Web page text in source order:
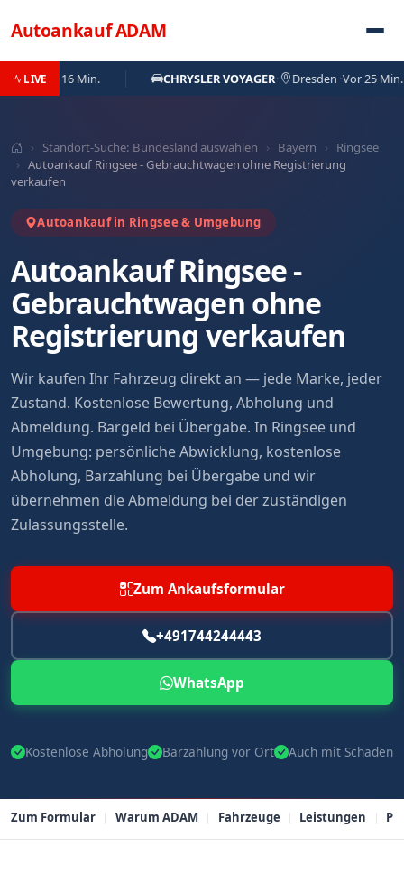
AutoankaufADAM
LIVE
Vor 16 Min. CHRYSLER VOYAGER· Dresden·Vor 25 Min.
› Standort-Suche: Bundesland auswählen › Bayern ›
Ringsee
› Autoankauf Ringsee - Gebrauchtwagen ohne Registrierung
verkaufen
Autoankauf in Ringsee & Umgebung
Autoankauf Ringsee -
Gebrauchtwagen ohne
Registrierung verkaufen
Wir kaufen Ihr Fahrzeug direkt an — jede Marke, jeder
Zustand. Kostenlose Bewertung, Abholung und
Abmeldung. Bargeld bei Übergabe. In Ringsee und
Umgebung: persönliche Abwicklung, kostenlose
Abholung, Barzahlung bei Übergabe und wir
übernehmen die Abmeldung bei der zuständigen
Zulassungsstelle.
Zum Ankaufsformular
+491744244443
WhatsApp
Kostenlose Abholung Barzahlung vor Ort Auch mit Schaden
Zum Formular Warum ADAM Fahrzeuge Leistungen